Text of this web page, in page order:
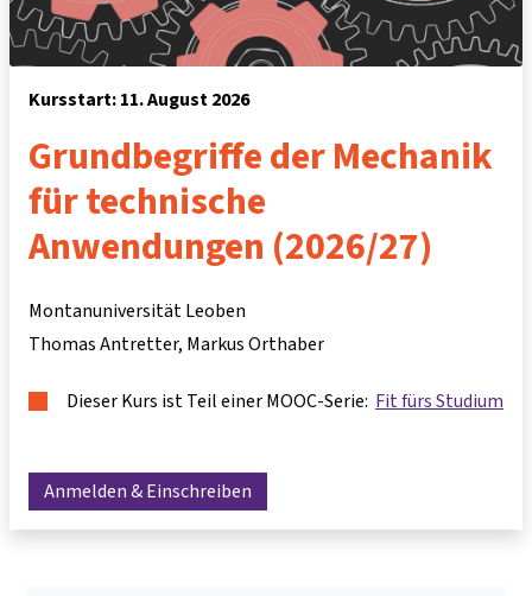
Kursstart: 11. August 2026
Grundbegriffe der Mechanik
für technische
Anwendungen (2026/27)
Montanuniversität Leoben
Thomas Antretter Markus Orthaber
Dieser Kurs ist Teil einer MOOC-Serie: Fit fürs Studium
Anmelden & Einschreiben